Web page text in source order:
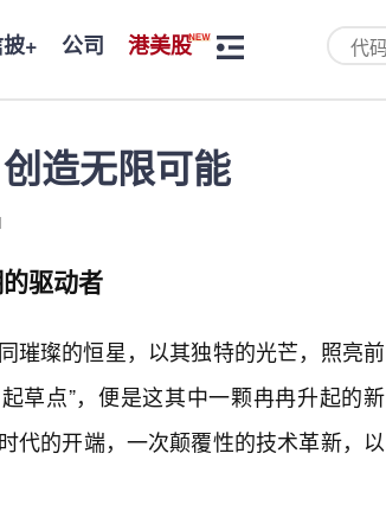
+ 公司 港美股
造无限可能
驱动者
璀璨的恒星，以其独特的光芒，照亮前
草点”，便是这其中一颗冉冉升起的新
代的开端，一次颠覆性的技术革新，以